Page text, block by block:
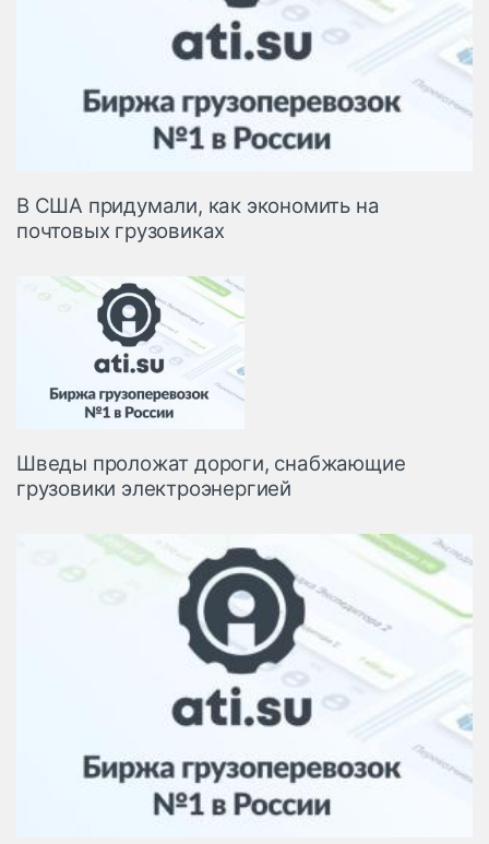
В США придумали, как экономить на
почтовых грузовиках
Шведы проложат дороги, снабжающие
грузовики электроэнергией